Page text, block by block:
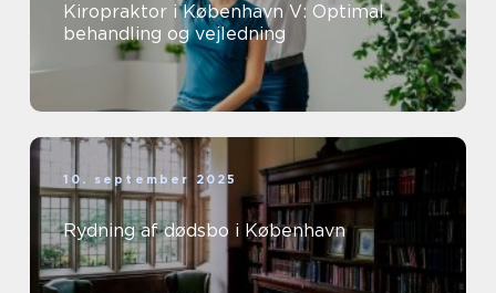
Kiropraktor i København V: Optimal
behandling og vejledning
10. september 2025
Rydning af dødsbo i København